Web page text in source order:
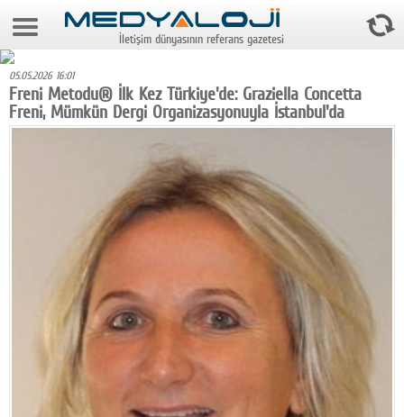
6 Ağustos 2026 5:57:08
Foto Galeri
Video Galeri
Reyting-tiraj
Teknoloji
Televizyon
Dünya
Pr
İletişim dünyasının referans gazetesi
05.05.2026 16:01
Freni Metodu® İlk Kez Türkiye'de: Graziella Concetta
Freni, Mümkün Dergi Organizasyonuyla İstanbul'da